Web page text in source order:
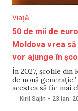
Viață
50 de mii de
Moldova vrea
vor ajunge în
În 2027, școlile din
de nouă
acestea să fie mai
superioară.
manualele
Kiril Sajin - 23 ian.